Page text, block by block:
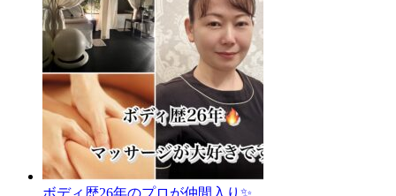
ボディ歴26年のプロが仲間入り✨